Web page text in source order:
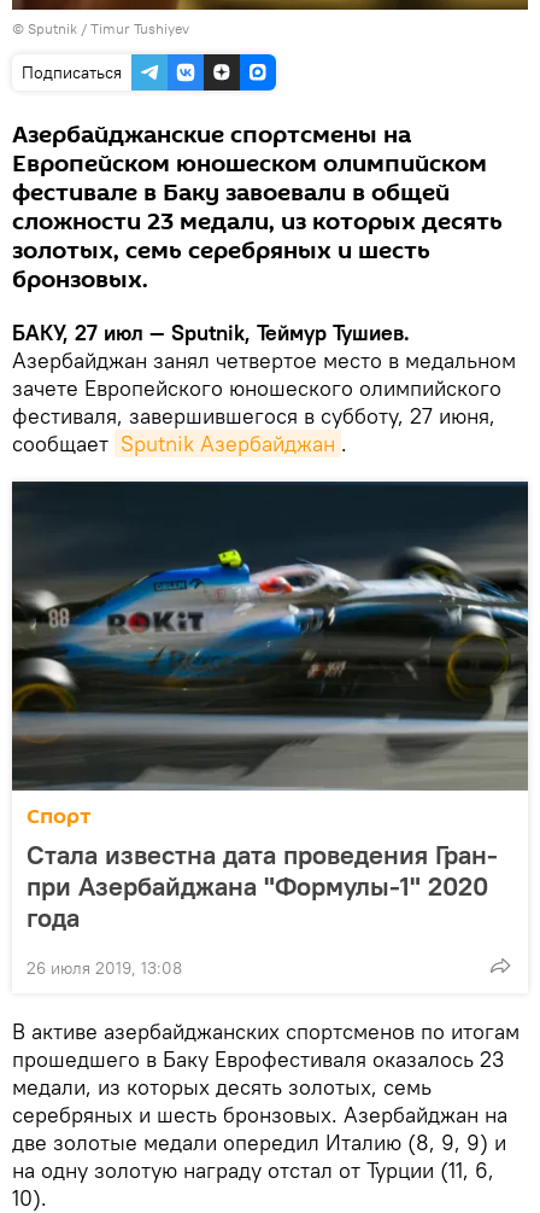
© Sputnik / Timur Tushiyev
Подписаться
Азербайджанские спортсмены на
Европейском юношеском олимпийском
фестивале в Баку завоевали в общей
сложности 23 медали, из которых десять
золотых, семь серебряных и шесть
бронзовых.
БАКУ, 27 июл — Sputnik, Теймур Тушиев.
Азербайджан занял четвертое место в медальном
зачете Европейского юношеского олимпийского
фестиваля, завершившегося в субботу, 27 июня,
сообщает Sputnik Азербайджан .
Спорт
Стала известна дата проведения Гран-
при Азербайджана "Формулы-1" 2020
года
26 июля 2019, 13:08
В активе азербайджанских спортсменов по итогам
прошедшего в Баку Еврофестиваля оказалось 23
медали, из которых десять золотых, семь
серебряных и шесть бронзовых. Азербайджан на
две золотые медали опередил Италию (8, 9, 9) и
на одну золотую награду отстал от Турции (11, 6,
10).